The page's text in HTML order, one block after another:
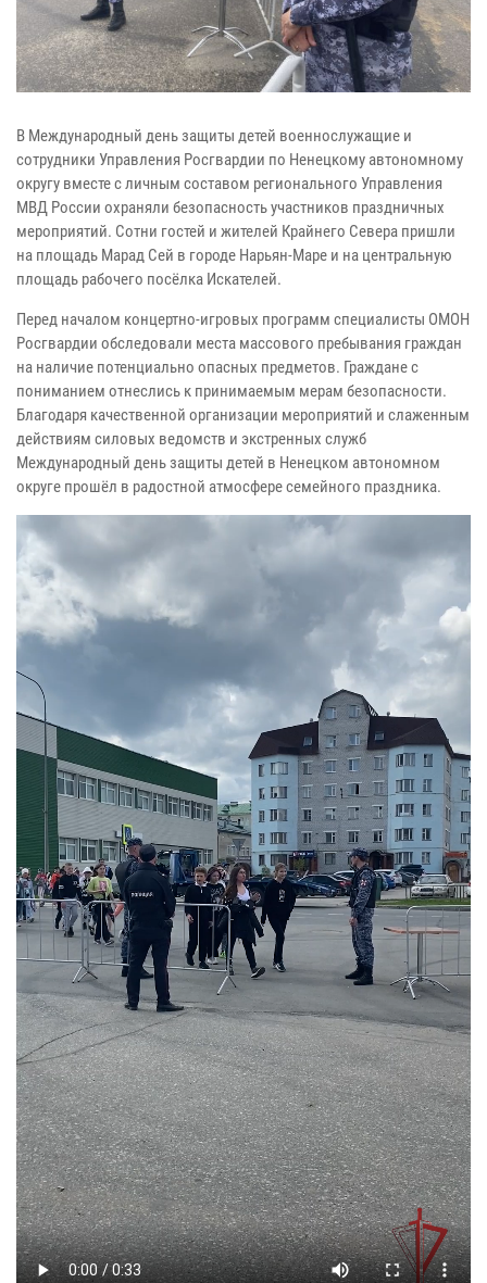
В Международный день защиты детей военнослужащие и
сотрудники Управления Росгвардии по Ненецкому автономному
округу вместе с личным составом регионального Управления
МВД России охраняли безопасность участников праздничных
мероприятий. Сотни гостей и жителей Крайнего Севера пришли
на площадь Марад Сей в городе Нарьян-Маре и на центральную
площадь рабочего посёлка Искателей.
Перед началом концертно-игровых программ специалисты ОМОН
Росгвардии обследовали места массового пребывания граждан
на наличие потенциально опасных предметов. Граждане с
пониманием отнеслись к принимаемым мерам безопасности.
Благодаря качественной организации мероприятий и слаженным
действиям силовых ведомств и экстренных служб
Международный день защиты детей в Ненецком автономном
округе прошёл в радостной атмосфере семейного праздника.